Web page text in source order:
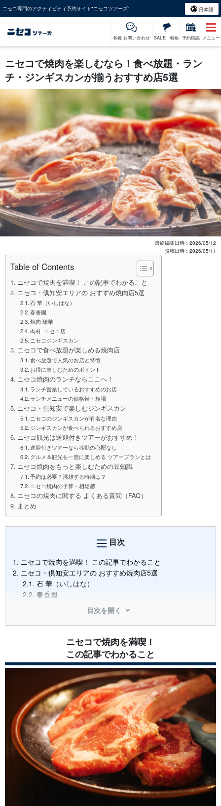
ニセコ専門のアクティビティ予約サイト"ニセコツアーズ" 日本語
各種 お問い合わせ SALE・特集 予約確認 メニュー
ニセコで焼肉を楽しむなら！食べ放題・ラン
チ・ジンギスカンが揃うおすすめ店5選
最終編集日時； 2026/05/12
投稿日時； 2026/05/11
Table of Contents
ニセコで焼肉を満喫！ この記事でわかること
ニセコ・倶知安エリアの おすすめ焼肉店5選
石 華（いしはな）
春香園
焼肉 瑞華
肉村 ニセコ店
ニセコジンギスカン
ニセコで食べ放題が楽しめる焼肉店
食べ放題で人気のお店と特徴
お得に楽しむためのポイント
ニセコ焼肉のランチならここへ！
ランチ営業しているおすすめのお店
ランチメニューの価格帯・相場
ニセコ・倶知安で楽しむジンギスカン
ニセコのジンギスカンが有名な理由
ジンギスカンが食べられるおすすめ店
ニセコ観光は送迎付きツアーがおすすめ！
送迎付きツアーなら移動の心配なし
グルメ＆観光を一度に楽しめる ツアープランとは
ニセコ焼肉をもっと楽しむための豆知識
予約は必要？混雑する時期は？
ニセコ焼肉の予算・相場感
ニセコの焼肉に関する よくある質問（FAQ）
まとめ
目次
1. ニセコで焼肉を満喫！ この記事でわかること
2. ニセコ・倶知安エリアの おすすめ焼肉店5選
2.1. 石 華（いしはな）
2.2. 春香園
2.5.ニセコジンギスカン
ニセコで食べ放題が楽しめる焼肉店
食べ放題で人気のお店と特徴
お得に楽しむためのポイント
4.ニセコ焼肉のランチならここへ！
ランチ営業しているおすすめのお店
ランチメニューの価格帯・相場
ニセコ・倶知安で楽しむジンギスカン
5.1.ニセコのジンギスカンが有名な理由
5.2.ジンギスカンが食べられるおすすめ店
6.ニセコ観光は送迎付きツアーがおすすめ！
6.1.送迎付きツアーなら移動の心配なし
6.2.グルメ＆観光を一度に楽しめる ツアープランとは
ニセコ焼肉をもっと楽しむための豆知識
予約は必要？混雑する時期は？
ニセコ焼肉の予算・相場感
ニセコの焼肉に関する よくある質問（FAQ）
目次を開く
ニセコで焼肉を満喫！
この記事でわかること